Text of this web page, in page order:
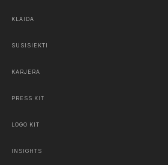
KLAIDA
SUSISIEKTI
KARJERA
PRESS KIT
LOGO KIT
INSIGHTS